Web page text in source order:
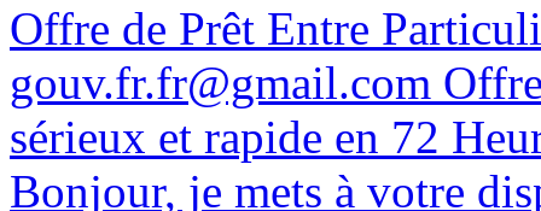
Offre de Prêt Entre
gouv.fr.fr@gmail.com
sérieux et rapide en 72
Bonjour, je mets à votre